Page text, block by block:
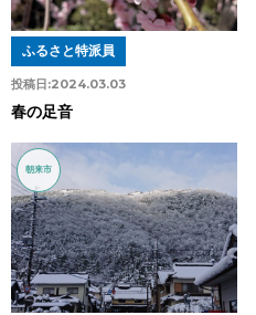
投稿日:2024.03.03
ふるさと特派員
春の足音
朝来市